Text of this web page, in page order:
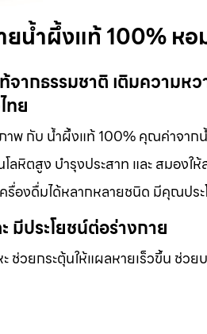
ยน้ำผึ้งแท้ 100% ห
จากธรรมชาติ เติมความ
ทย
าพ กับ น้ำผึ้งแท้ 100% คุณค่าจา
ลหิตสูง บำรุงประสาท และ สมองใ
ครื่องดื่มได้หลากหลายชนิด มีคุณป
ประโยชน์ต่อร่างกาย
วยกระตุ้นให้แผลหายเร็วขึ้น ช่วย